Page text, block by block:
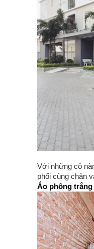
Với những cô
phối cùng chân
Áo phông trắng